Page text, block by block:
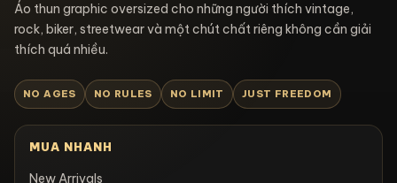
Áo thun graphic oversized cho những người thích vintage,
rock, biker, streetwear và một chút chất riêng không cần giải
thích quá nhiều.
NO AGES NO RULES NO LIMIT JUST FREEDOM
MUA NHANH
New Arrivals